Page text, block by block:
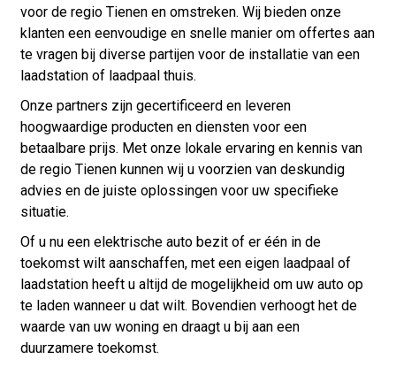
voor de regio Tienen en omstreken. Wij bieden onze
klanten een eenvoudige en snelle manier om offertes aan
te vragen bij diverse partijen voor de installatie van een
laadstation of laadpaal thuis.
Onze partners zijn gecertificeerd en leveren
hoogwaardige producten en diensten voor een
betaalbare prijs. Met onze lokale ervaring en kennis van
de regio Tienen kunnen wij u voorzien van deskundig
advies en de juiste oplossingen voor uw specifieke
situatie.
Of u nu een elektrische auto bezit of er één in de
toekomst wilt aanschaffen, met een eigen laadpaal of
laadstation heeft u altijd de mogelijkheid om uw auto op
te laden wanneer u dat wilt. Bovendien verhoogt het de
waarde van uw woning en draagt u bij aan een
duurzamere toekomst.